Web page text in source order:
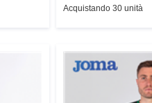
Acquistando 30 unità